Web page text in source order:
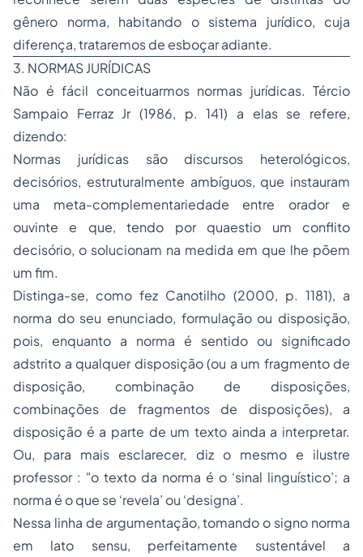
gênero norma, habitando o sistema jurídico, cuja
diferença, trataremos de esboçar adiante.
3. NORMAS JURÍDICAS
Não é fácil conceituarmos normas jurídicas. Tércio
Sampaio Ferraz Jr (1986, p. 141) a elas se refere,
dizendo:
Normas jurídicas são discursos heterológicos,
decisórios, estruturalmente ambíguos, que instauram
uma meta-complementariedade entre orador e
ouvinte e que, tendo por quaestio um conflito
decisório, o solucionam na medida em que lhe põem
um fim.
Distinga-se, como fez Canotilho (2000, p. 1181), a
norma do seu enunciado, formulação ou disposição,
pois, enquanto a norma é sentido ou significado
adstrito a qualquer disposição (ou a um fragmento de
disposição, combinação de disposições,
combinações de fragmentos de disposições), a
disposição é a parte de um texto ainda a interpretar.
Ou, para mais esclarecer, diz o mesmo e ilustre
professor : "o texto da norma é o ‘sinal linguístico’; a
norma é o que se ‘revela’ ou ‘designa’.
Nessa linha de argumentação, tomando o signo norma
em lato sensu, perfeitamente sustentável a